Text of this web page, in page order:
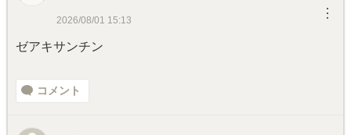
2026/08/01 15:13 ︙
ゼアキサンチン
コメント